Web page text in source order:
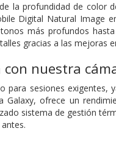
la profundidad de color
Digital Natural Image
más profundos
gracias a las mejoras
con nuestra
para sesiones
Galaxy, ofrece un
sistema de gestión